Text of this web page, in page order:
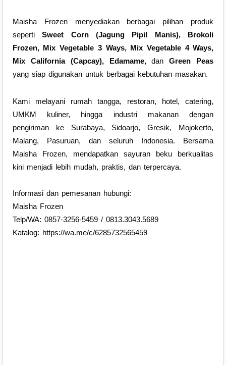
Maisha Frozen menyediakan berbagai pilihan produk
sepertiSweet Corn (Jagung Pipil Manis), Brokoli
Frozen, Mix Vegetable 3 Ways, Mix Vegetable 4 Ways,
Mix California (Capcay), Edamame,danGreen Peas
yang siap digunakan untuk berbagai kebutuhan masakan.
Kami melayani rumah tangga, restoran, hotel, catering,
UMKM kuliner, hingga industri makanan dengan
pengiriman ke Surabaya, Sidoarjo, Gresik, Mojokerto,
Malang, Pasuruan, dan seluruh Indonesia. Bersama
Maisha Frozen, mendapatkan sayuran beku berkualitas
kini menjadi lebih mudah, praktis, dan terpercaya.
Informasi dan pemesanan hubungi:
Maisha Frozen
Telp/WA: 0857-3256-5459 / 0813.3043.5689
Katalog: https://wa.me/c/6285732565459